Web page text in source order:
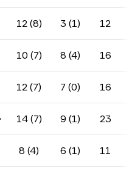
12 (8) 3 (1) 12
10 (7) 8 (4) 16
12 (7) 7 (0) 16
14 (7) 9 (1) 23
8 (4) 6 (1) 11